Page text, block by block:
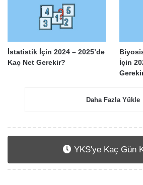
İstatistik İçin 2024 – 2025’de
Kaç Net Gerekir?
İçin
Daha Fazla Yükle
YKS'ye Kaç Gün